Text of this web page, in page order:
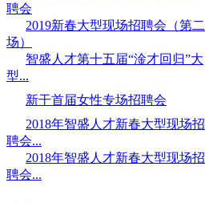
聘会
2019新春大型现场招聘会（第二
场）
智盛人才第十五届“淦才回归”大
型...
新干首届女性专场招聘会
2018年智盛人才新春大型现场招
聘会...
2018年智盛人才新春大型现场招
聘会...